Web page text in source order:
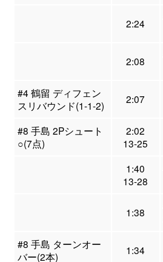
2:24
2:08
#4 鶴留 ディフェン
スリバウンド(1-1-2)
2:07
#8 手島 2Pシュート
○(7点)
2:02
13-25
1:40
13-28
1:38
#8 手島 ターンオー
バー(2本)
1:34